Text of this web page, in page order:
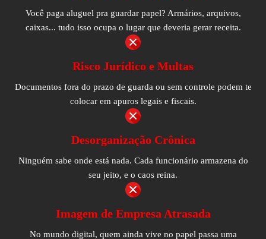
Você paga aluguel pra guardar papel? Armários, arquivos,
caixas... tudo isso ocupa o lugar que deveria gerar receita.
Risco Jurídico e Multas
Documentos fora do prazo de guarda ou sem controle podem te
colocar em apuros legais e fiscais.
Desorganização Crônica
Ninguém sabe onde está nada. Cada funcionário armazena do
seu jeito, e o caos reina.
Imagem de Empresa Atrasada
No mundo digital, quem ainda vive no papel passa uma